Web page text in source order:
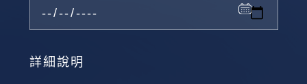
詳細說明